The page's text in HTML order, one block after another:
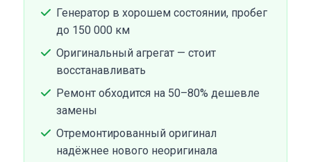
Генератор в хорошем состоянии, пробег
до 150 000 км
Оригинальный агрегат — стоит
восстанавливать
Ремонт обходится на 50–80% дешевле
замены
Отремонтированный оригинал
надёжнее нового неоригинала